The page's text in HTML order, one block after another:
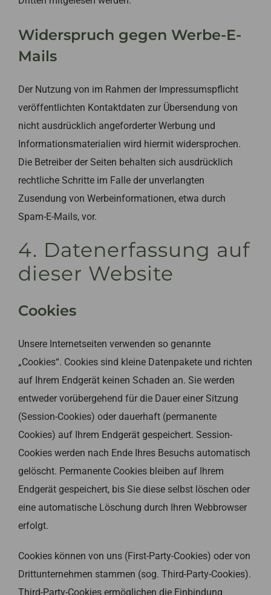
Widerspruch gegen Werbe-E-
Mails
Der Nutzung von im Rahmen der Impressumspflicht
veröffentlichten Kontaktdaten zur Übersendung von
nicht ausdrücklich angeforderter Werbung und
Informationsmaterialien wird hiermit widersprochen.
Die Betreiber der Seiten behalten sich ausdrücklich
rechtliche Schritte im Falle der unverlangten
Zusendung von Werbeinformationen, etwa durch
Spam-E-Mails, vor.
4. Datenerfassung auf
dieser Website
Cookies
Unsere Internetseiten verwenden so genannte
„Cookies“. Cookies sind kleine Datenpakete und richten
auf Ihrem Endgerät keinen Schaden an. Sie werden
entweder vorübergehend für die Dauer einer Sitzung
(Session-Cookies) oder dauerhaft (permanente
Cookies) auf Ihrem Endgerät gespeichert. Session-
Cookies werden nach Ende Ihres Besuchs automatisch
gelöscht. Permanente Cookies bleiben auf Ihrem
Endgerät gespeichert, bis Sie diese selbst löschen oder
eine automatische Löschung durch Ihren Webbrowser
erfolgt.
Cookies können von uns (First-Party-Cookies) oder von
Drittunternehmen stammen (sog. Third-Party-Cookies).
Third-Party-Cookies ermöglichen die Einbindung